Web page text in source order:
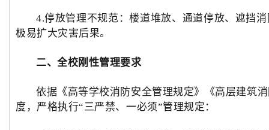
4.停放管理不规范：楼道堆放、通道停放、遮挡
极易扩大灾害后果。
二、全校刚性管理要求
依据《高等学校消防安全管理规定》《高层建筑
度，严格执行“三严禁、一必须”管理规定：